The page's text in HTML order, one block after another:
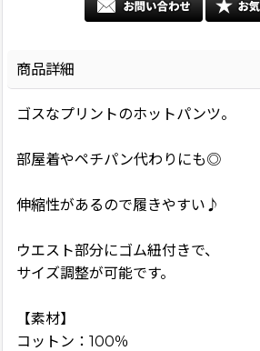
商品詳細
ゴスなプリントのホットパンツ。
部屋着やペチパン代わりにも◎
伸縮性があるので履きやすい♪
ウエスト部分にゴム紐付きで、
サイズ調整が可能です。
【素材】
コットン：100％